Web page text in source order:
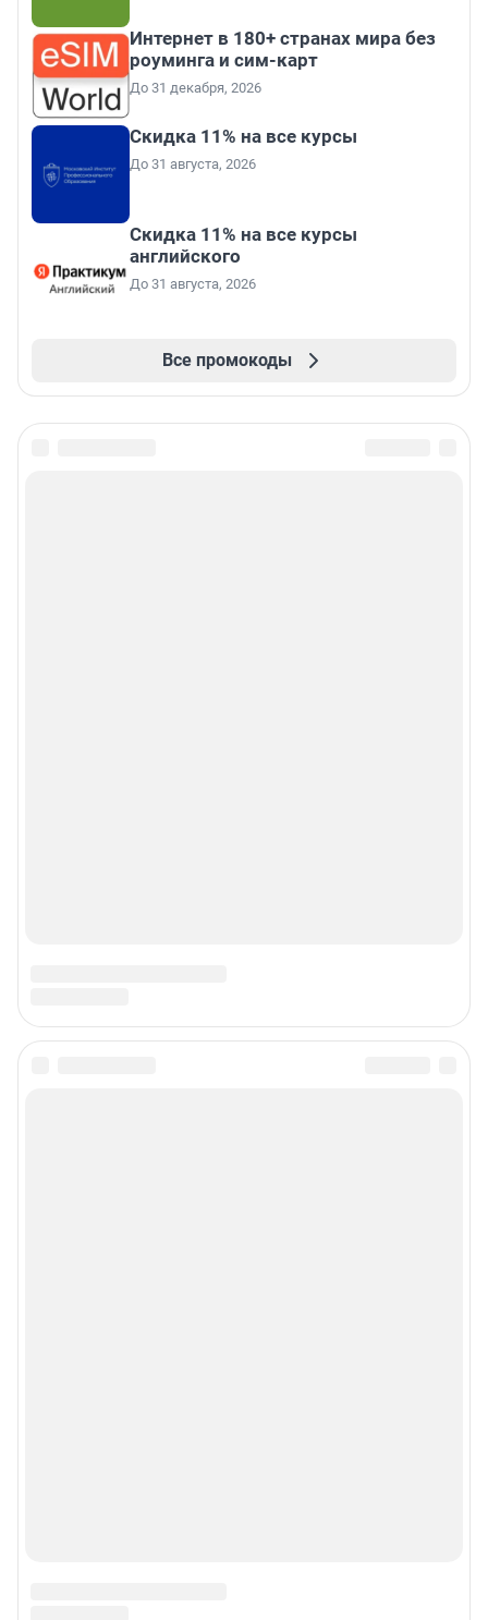
Интернет в 180+ странах мира без
роуминга и сим-карт
До 31 декабря, 2026
Скидка 11% на все курсы
До 31 августа, 2026
Скидка 11% на все курсы
английского
До 31 августа, 2026
Все промокоды